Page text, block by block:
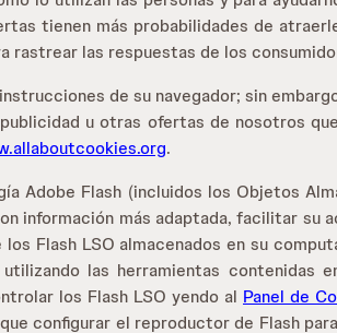
tienen más probabilidades de
rastrear las respuestas de los
de su navegador; sin
u otras ofertas de nosotros
.
Adobe Flash (incluidos los Objetos
información más adaptada, facilitar
Flash LSO almacenados en su
las herramientas contenidas
los Flash LSO yendo al Panel de
configurar el reproductor de Flash